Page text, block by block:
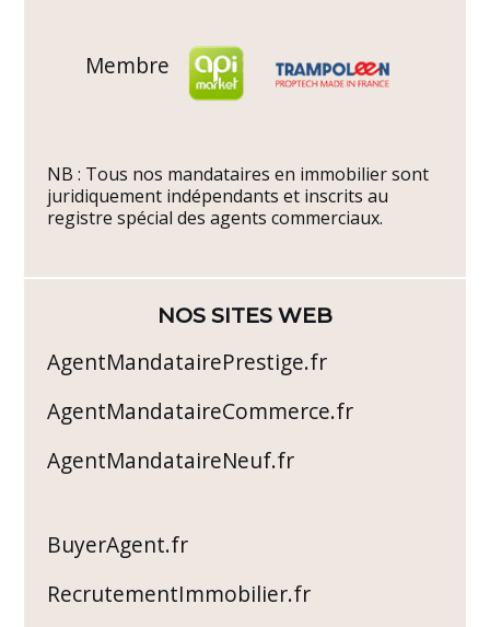
Membre
NB : Tous nos mandataires en immobilier sont
juridiquement indépendants et inscrits au
registre spécial des agents commerciaux.
NOS SITES WEB
AgentMandatairePrestige.fr
AgentMandataireCommerce.fr
AgentMandataireNeuf.fr
BuyerAgent.fr
RecrutementImmobilier.fr